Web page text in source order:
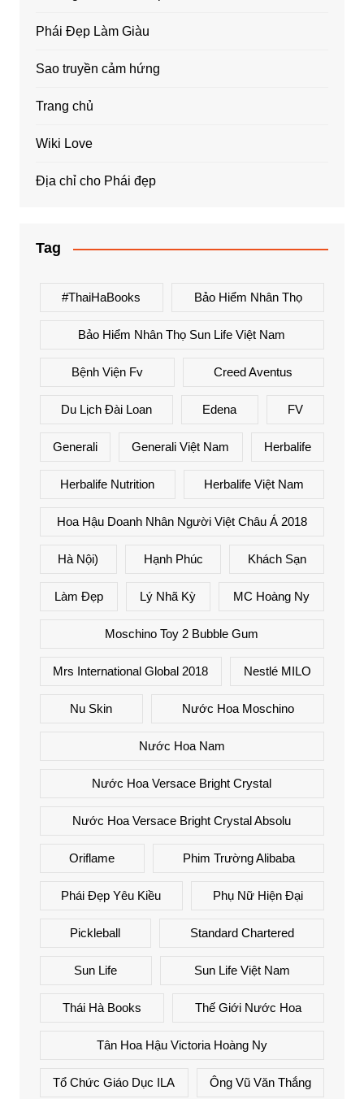
Phái Đẹp Làm Giàu
Sao truyền cảm hứng
Trang chủ
Wiki Love
Địa chỉ cho Phái đẹp
Tag
#ThaiHaBooks Bảo Hiểm Nhân Thọ
Bảo Hiểm Nhân Thọ Sun Life Việt Nam
Bệnh Viện Fv Creed Aventus
Du Lịch Đài Loan Edena FV
Generali Generali Việt Nam Herbalife
Herbalife Nutrition Herbalife Việt Nam
Hoa Hậu Doanh Nhân Người Việt Châu Á 2018
Hà Nội) Hạnh Phúc Khách Sạn
Làm Đẹp Lý Nhã Kỳ MC Hoàng Ny
Moschino Toy 2 Bubble Gum
Mrs International Global 2018 Nestlé MILO
Nu Skin Nước Hoa Moschino
Nước Hoa Nam
Nước Hoa Versace Bright Crystal
Nước Hoa Versace Bright Crystal Absolu
Oriflame Phim Trường Alibaba
Phái Đẹp Yêu Kiều Phụ Nữ Hiện Đại
Pickleball Standard Chartered
Sun Life Sun Life Việt Nam
Thái Hà Books Thế Giới Nước Hoa
Tân Hoa Hậu Victoria Hoàng Ny
Tổ Chức Giáo Dục ILA Ông Vũ Văn Thắng